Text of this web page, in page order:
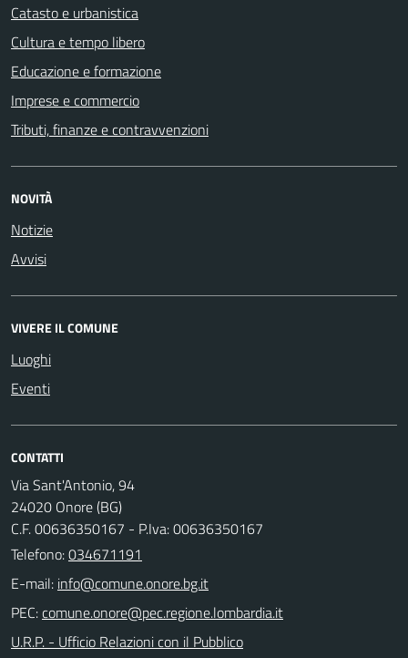
Catasto e urbanistica
Cultura e tempo libero
Educazione e formazione
Imprese e commercio
Tributi, finanze e contravvenzioni
NOVITÀ
Notizie
Avvisi
VIVERE IL COMUNE
Luoghi
Eventi
CONTATTI
Via Sant'Antonio, 94
24020 Onore (BG)
C.F. 00636350167 - P.Iva: 00636350167
Telefono:034671191
E-mail:
PEC:
U.R.P. - Ufficio Relazioni con il Pubblico